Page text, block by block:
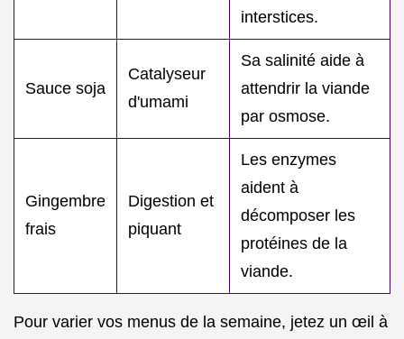
interstices.
Sauce soja
Catalyseur
d'umami
Sa salinité aide à
attendrir la viande
par osmose.
Gingembre
frais
Digestion et
piquant
Les enzymes
aident à
décomposer les
protéines de la
viande.
Pour varier vos menus de la semaine, jetez un œil à